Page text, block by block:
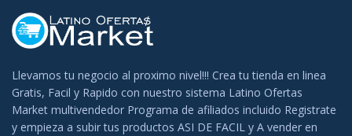
Llevamos tu negocio al proximo nivel!!! Crea tu tienda en linea
Gratis, Facil y Rapido con nuestro sistema Latino Ofertas
Market multivendedor Programa de afiliados incluido Registrate
y empieza a subir tus productos ASI DE FACIL y A vender en